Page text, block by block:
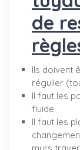
de
Ils doivent
régulier
Il faut les
fluide
Il faut les
murs